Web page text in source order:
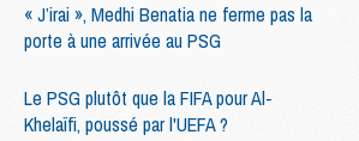
« J’irai », Medhi Benatia ne ferme pas la
porte à une arrivée au PSG
Le PSG plutôt que la FIFA pour Al-
Khelaïfi, poussé par l'UEFA ?